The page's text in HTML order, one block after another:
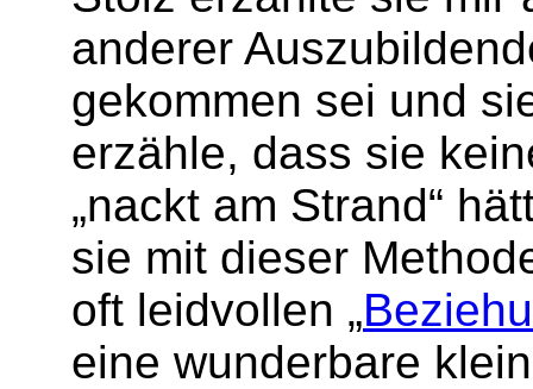
anderer
gekommen sei und
erzähle, dass sie
„nackt am Strand“
sie mit dieser
oft leidvollen „
eine wunderbare